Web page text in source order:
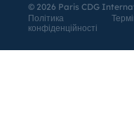
© 2026 Paris CDG
Політика
конфіденційності